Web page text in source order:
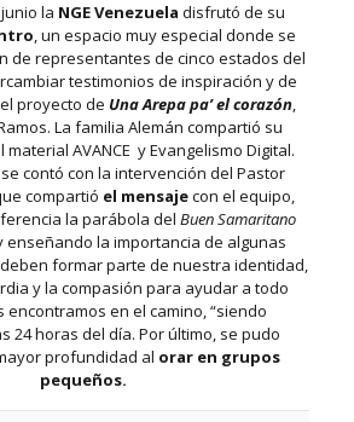
la NGE Venezuela disfrutó de su
, un espacio muy especial donde se
de representantes de cinco estados del
testimonios de inspiración y de
proyecto de Una Arepa pa’ el corazón,
La familia Alemán compartió su
AVANCE y Evangelismo Digital.
contó con la intervención del Pastor
compartió el mensajecon el equipo,
la parábola del Buen Samaritano
enseñando la importancia de algunas
formar parte de nuestra identidad,
y la compasión para ayudar a todo
encontramos en el camino, “siendo
24 horas del día. Por último, se pudo
profundidad al orar en grupos
pequeños.